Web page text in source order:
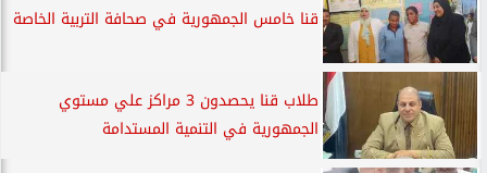
قنا خامس الجمهورية في صحافة التربية الخاصة
طلاب قنا يحصدون 3 مراكز علي مستوي
الجمهورية في التنمية المستدامة